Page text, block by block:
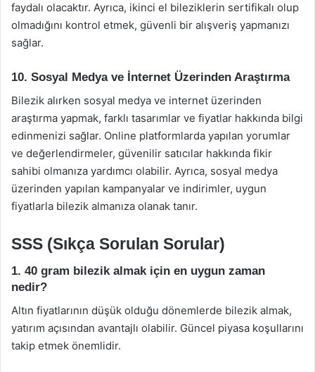
faydalı olacaktır. Ayrıca, ikinci el bileziklerin sertifikalı olup
olmadığını kontrol etmek, güvenli bir alışveriş yapmanızı
sağlar.
10. Sosyal Medya ve İnternet Üzerinden Araştırma
Bilezik alırken sosyal medya ve internet üzerinden
araştırma yapmak, farklı tasarımlar ve fiyatlar hakkında bilgi
edinmenizi sağlar. Online platformlarda yapılan yorumlar
ve değerlendirmeler, güvenilir satıcılar hakkında fikir
sahibi olmanıza yardımcı olabilir. Ayrıca, sosyal medya
üzerinden yapılan kampanyalar ve indirimler, uygun
fiyatlarla bilezik almanıza olanak tanır.
SSS (Sıkça Sorulan Sorular)
1. 40 gram bilezik almak için en uygun zaman
nedir?
Altın fiyatlarının düşük olduğu dönemlerde bilezik almak,
yatırım açısından avantajlı olabilir. Güncel piyasa koşullarını
takip etmek önemlidir.